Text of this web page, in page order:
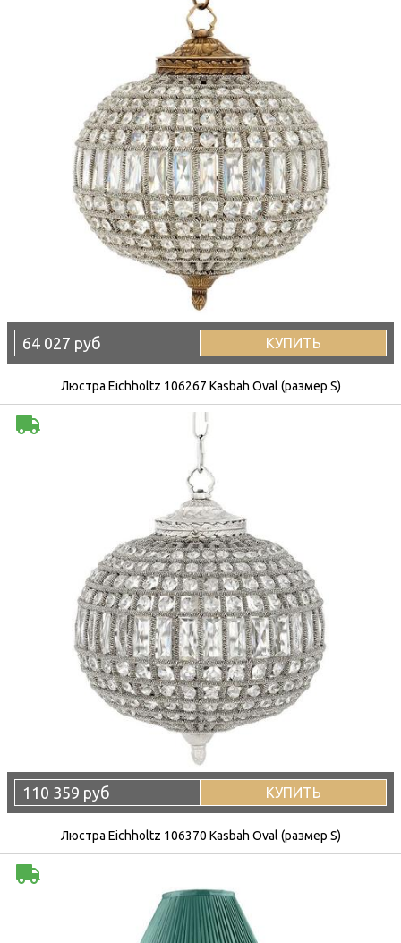
64 027 руб КУПИТЬ
Люстра Eichholtz 106267 Kasbah Oval (размер S)
110 359 руб КУПИТЬ
Люстра Eichholtz 106370 Kasbah Oval (размер S)